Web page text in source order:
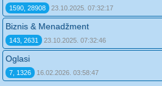
1590, 28908 23.10.2025. 07:32:17
Biznis & Menadžment
143, 2631 23.10.2025. 07:32:46
Oglasi
7, 1326 16.02.2026. 03:58:47